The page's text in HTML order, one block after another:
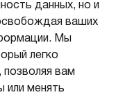
данных, но и
ваших
Мы
легко
вам
или менять